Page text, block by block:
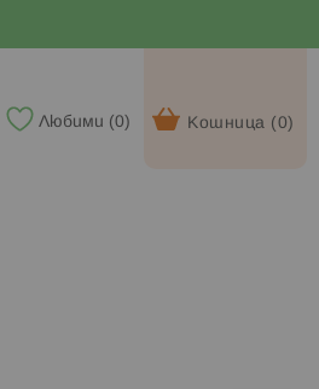
Кошница (0)
Любими (0)